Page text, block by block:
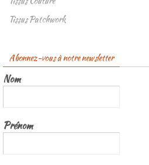
Tissus Patchwork
Abonnez-vous à notre newsletter
Nom
Prénom